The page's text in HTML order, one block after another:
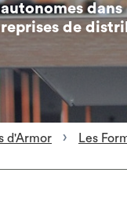
de
d'Armor Les